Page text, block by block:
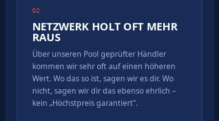
02
NETZWERK HOLT OFT MEHR
RAUS
Über unseren Pool geprüfter Händler
kommen wir sehr oft auf einen höheren
Wert. Wo das so ist, sagen wir es dir. Wo
nicht, sagen wir dir das ebenso ehrlich –
kein „Höchstpreis garantiert".